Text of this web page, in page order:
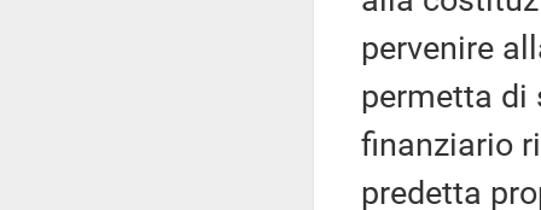
pervenire
permetta di
finanziario
predetta